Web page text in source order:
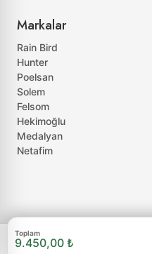
Markalar
Rain Bird
Hunter
Poelsan
Solem
Felsom
Hekimoğlu
Medalyan
Netafim
Toplam
9.450,00 ₺